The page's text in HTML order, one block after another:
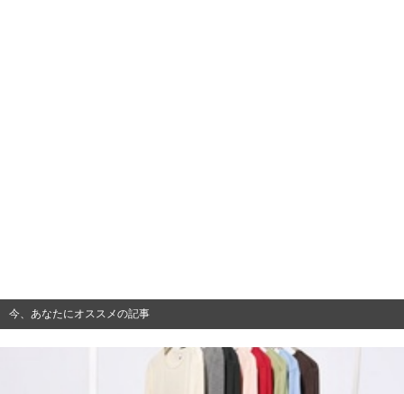
今、あなたにオススメの記事